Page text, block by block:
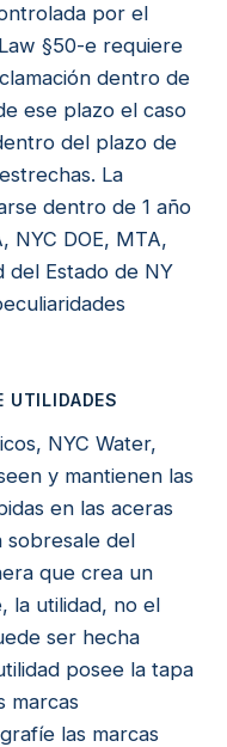
por el
§50-e requiere
dentro de
ese plazo el caso
del plazo de
La
dentro de 1 año
NYC DOE, MTA,
Estado de NY
UTILIDADES
NYC Water,
y mantienen las
en las aceras
sobresale del
que crea un
la utilidad, no el
ser hecha
posee la tapa
marcas
las marcas